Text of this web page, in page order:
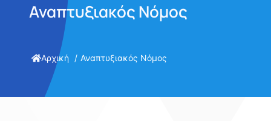
Αναπτυξιακός Νόμος
Αρχική Αναπτυξιακός Νόμος